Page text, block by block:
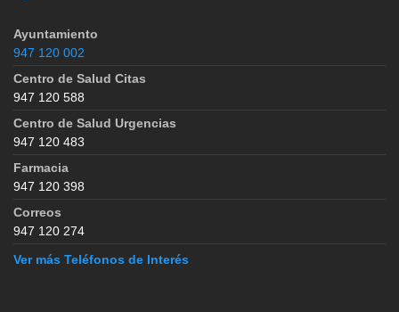
Ayuntamiento
947 120 002
Centro de Salud Citas
947 120 588
Centro de Salud Urgencias
947 120 483
Farmacia
947 120 398
Correos
947 120 274
Ver más Teléfonos de Interés